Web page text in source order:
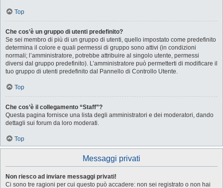
Top
Che cos’è un gruppo di utenti predefinito?
Se sei membro di più di un gruppo di utenti, quello impostato come predefinito
determina il colore e quali permessi di gruppo sono attivi (in condizioni
normali; l’amministratore, potrebbe attribuire al singolo utente, permessi
diversi dal gruppo predefinito). L’amministratore può permetterti di modificare il
tuo gruppo di utenti predefinito dal Pannello di Controllo Utente.
Top
Che cos’è il collegamento “Staff”?
Questa pagina fornisce una lista degli amministratori e dei moderatori, dando
dettagli sui forum da loro moderati.
Top
Messaggi privati
Non riesco ad inviare messaggi privati!
Ci sono tre ragioni per cui questo può accadere: non sei registrato o non hai